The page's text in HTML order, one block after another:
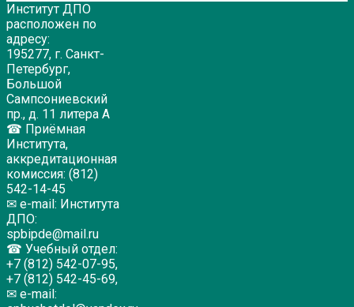
Институт ДПО
расположен по
адресу:
195277, г. Санкт-
Петербург,
Большой
Сампсониевский
пр., д. 11 литера А
☎ Приёмная
Института,
аккредитационная
комиссия: (812)
542-14-45
✉ e-mail: Института
ДПО:
spbipde@mail.ru
☎ Учебный отдел:
+7 (812) 542-07-95,
+7 (812) 542-45-69,
✉ e-mail: